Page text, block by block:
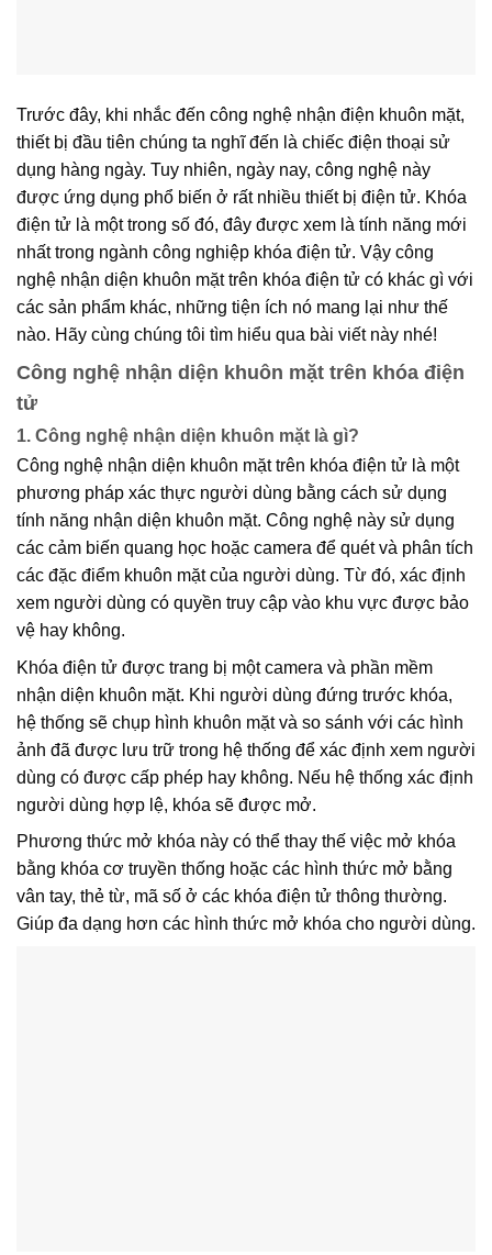
Trước đây, khi nhắc đến công nghệ nhận điện khuôn mặt,
thiết bị đầu tiên chúng ta nghĩ đến là chiếc điện thoại sử
dụng hàng ngày. Tuy nhiên, ngày nay, công nghệ này
được ứng dụng phổ biến ở rất nhiều thiết bị điện tử. Khóa
điện tử là một trong số đó, đây được xem là tính năng mới
nhất trong ngành công nghiệp khóa điện tử. Vậy công
nghệ nhận diện khuôn mặt trên khóa điện tử có khác gì với
các sản phẩm khác, những tiện ích nó mang lại như thế
nào. Hãy cùng chúng tôi tìm hiểu qua bài viết này nhé!
Công nghệ nhận diện khuôn mặt trên khóa điện
tử
1. Công nghệ nhận diện khuôn mặt là gì?
Công nghệ nhận diện khuôn mặt trên khóa điện tử là một
phương pháp xác thực người dùng bằng cách sử dụng
tính năng nhận diện khuôn mặt. Công nghệ này sử dụng
các cảm biến quang học hoặc camera để quét và phân tích
các đặc điểm khuôn mặt của người dùng. Từ đó, xác định
xem người dùng có quyền truy cập vào khu vực được bảo
vệ hay không.
Khóa điện tử được trang bị một camera và phần mềm
nhận diện khuôn mặt. Khi người dùng đứng trước khóa,
hệ thống sẽ chụp hình khuôn mặt và so sánh với các hình
ảnh đã được lưu trữ trong hệ thống để xác định xem người
dùng có được cấp phép hay không. Nếu hệ thống xác định
người dùng hợp lệ, khóa sẽ được mở.
Phương thức mở khóa này có thể thay thế việc mở khóa
bằng khóa cơ truyền thống hoặc các hình thức mở bằng
vân tay, thẻ từ, mã số ở các khóa điện tử thông thường.
Giúp đa dạng hơn các hình thức mở khóa cho người dùng.